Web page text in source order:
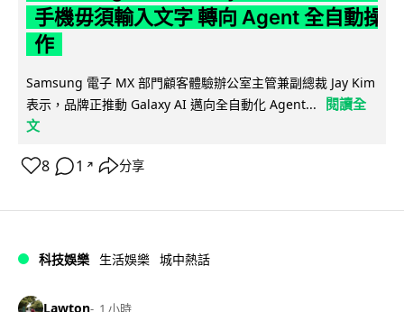
手機毋須輸入文字 轉向 Agent 全自動操
作
Samsung 電子 MX 部門顧客體驗辦公室主管兼副總裁 Jay Kim
表示，品牌正推動 Galaxy AI 邁向全自動化 Agent...
閱讀全
文
8 1 ↗ 分享
科技娛樂 生活娛樂 城中熱話
Lawton 1 小時